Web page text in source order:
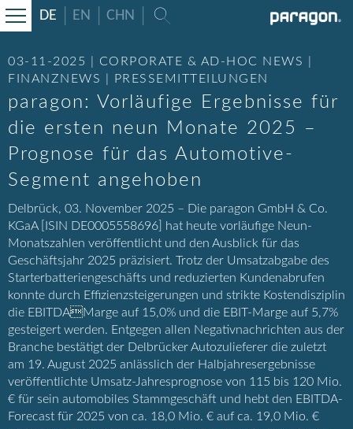
DE EN CHN
03-11-2025 | CORPORATE & AD-HOC NEWS |
FINANZNEWS | PRESSEMITTEILUNGEN
paragon: Vorläufige Ergebnisse für
die ersten neun Monate 2025 –
Prognose für das Automotive-
Segment angehoben
Delbrück, 03. November 2025 – Die paragon GmbH & Co.
KGaA [ISIN DE0005558696] hat heute vorläufige Neun-
Monatszahlen veröffentlicht und den Ausblick für das
Geschäftsjahr 2025 präzisiert. Trotz der Umsatzabgabe des
Starterbatteriengeschäfts und reduzierten Kundenabrufen
konnte durch Effizienzsteigerungen und strikte Kostendisziplin
die EBITDAMarge auf 15,0% und die EBIT-Marge auf 5,7%
gesteigert werden. Entgegen allen Negativnachrichten aus der
Branche bestätigt der Delbrücker Autozulieferer die zuletzt
am 19. August 2025 anlässlich der Halbjahresergebnisse
veröffentlichte Umsatz-Jahresprognose von 115 bis 120 Mio.
€ für sein automobiles Stammgeschäft und hebt den EBITDA-
Forecast für 2025 von ca. 18,0 Mio. € auf ca. 19,0 Mio. €